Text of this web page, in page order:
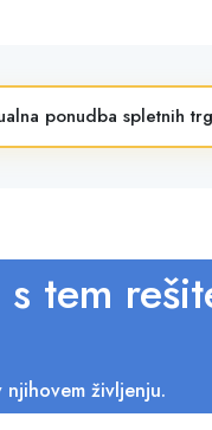
ponudba spletnih
tem
življenju.